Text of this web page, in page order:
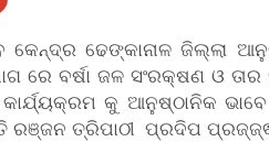
କେନ୍ଦ୍ର ଢେଙ୍କାନାଳ ଜିଲ୍ଲା
ରେ ବର୍ଷା ଜଳ ସଂରକ୍ଷଣ ଓ
କୁ ଆନୁଷ୍ଠାନିକ ଭାବେ
ରଞ୍ଜନ ତ୍ରିପାଠୀ ପ୍ରଦିପ